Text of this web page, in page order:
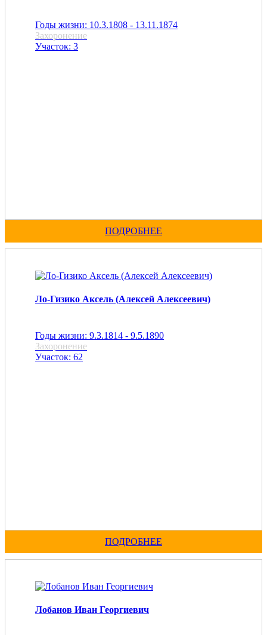
Годы жизни: 10.3.1808 - 13.11.1874
Захоронение
Участок: 3
ПОДРОБНЕЕ
Ло-Гизико Аксель (Алексей Алексеевич)
Годы жизни: 9.3.1814 - 9.5.1890
Захоронение
Участок: 62
ПОДРОБНЕЕ
Лобанов Иван Георгиевич